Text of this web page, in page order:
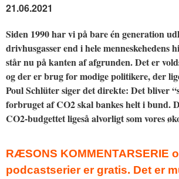
21.06.2021
Siden 1990 har vi på bare én generation
drivhusgasser end i hele menneskehedens
står nu på kanten af afgrunden. Det er
og der er brug for modige politikere, der
Poul Schlüter siger det direkte: Det bliver
forbruget af CO2 skal bankes helt i bund.
CO2-budgettet ligeså alvorligt som vores
RÆSONS KOMMENTARSERIE
podcastserier er gratis. Det er